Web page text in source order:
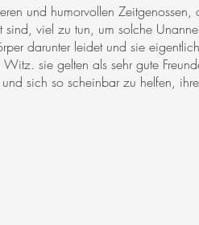
und humorvollen
sind, viel zu tun, um solche
darunter leidet und sie
sie gelten als sehr gute
und sich so scheinbar zu helfen,